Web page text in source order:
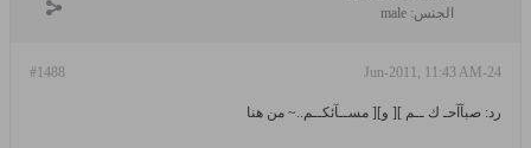
الجنس: male
#1488 24-Jun-2011, 11:43 AM
رد: صبآآحـ ك ــم ][ و][ مســآئكــم..~ من هنا